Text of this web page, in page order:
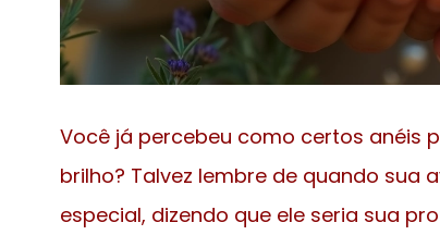
Você já percebeu como certos anéis
brilho? Talvez lembre de quando sua
especial, dizendo que ele seria sua